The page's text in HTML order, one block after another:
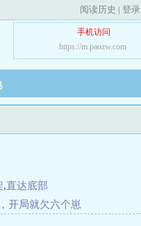
阅读历史 | 登录
手机访问
https://m.paozw.com
,直达底部
开局就欠六个崽